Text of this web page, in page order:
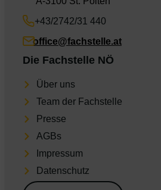
+43/2742/31 440
office@fachstelle.at
Die Fachstelle NÖ
Über uns
Team der Fachstelle
Presse
AGBs
Impres­sum
Daten­schutz